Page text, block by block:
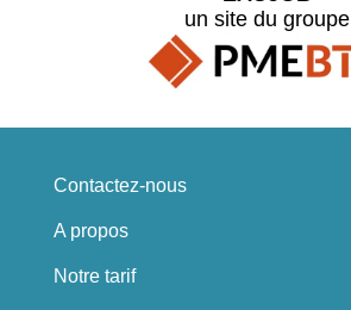
un site du groupe
Contactez-nous
A propos
Notre tarif